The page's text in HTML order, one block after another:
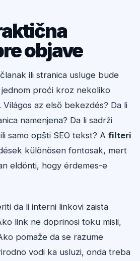
objave
ili stranica usluge bude
proći kroz nekoliko
Világos az első bekezdés? Da li
namenjena? Da li sadrži
samo opšti SEO tekst? A filteri
különösen fontosak, mert
eldönti, hogy érdemes-e
da li interni linkovi zaista
link ne doprinosi toku misli,
pomaže da se razume
vodi ka usluzi, onda treba